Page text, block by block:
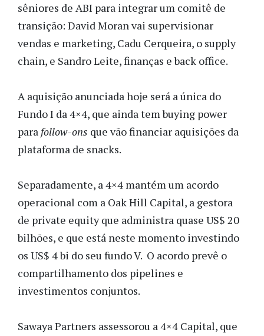
sêniores de ABI para integrar um comitê de
transição: David Moran vai supervisionar
vendas e marketing, Cadu Cerqueira, o supply
chain, e Sandro Leite, finanças e back office.
A aquisição anunciada hoje será a única do
Fundo I da 4×4, que ainda tem buying power
para follow-ons que vão financiar aquisições da
plataforma de snacks.
Separadamente, a 4×4 mantém um acordo
operacional com a Oak Hill Capital, a gestora
de private equity que administra quase US$ 20
bilhões, e que está neste momento investindo
os US$ 4 bi do seu fundo V. O acordo prevê o
compartilhamento dos pipelines e
investimentos conjuntos.
Sawaya Partners assessorou a 4×4 Capital, que